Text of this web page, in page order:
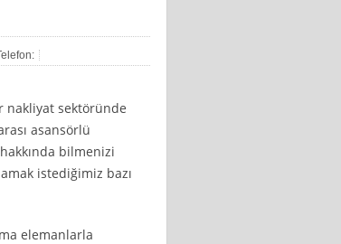
nakliyat sektöründe
asansörlü
bilmenizi
istediğimiz bazı
elemanlarla